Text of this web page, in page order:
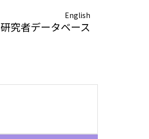
English
研究者データベース